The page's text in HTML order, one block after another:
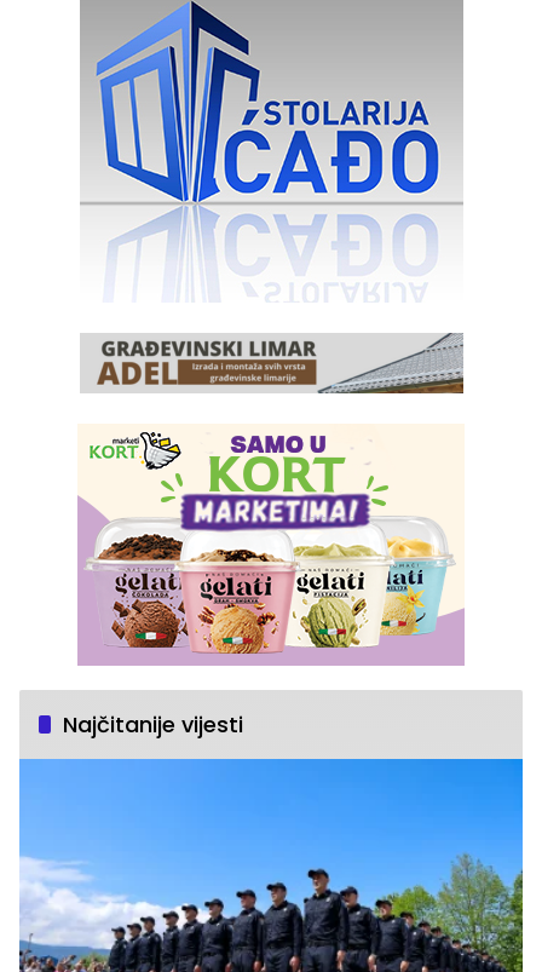
Najčitanije vijesti